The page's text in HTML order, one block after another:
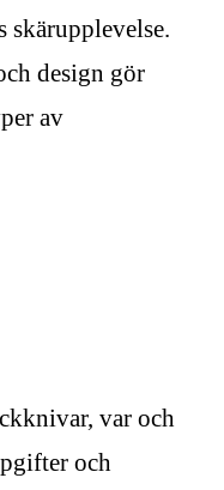
skärupplevelse.
design gör
av
var och
och